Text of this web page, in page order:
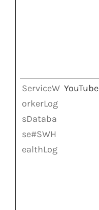
ServiceW
orkerLog
sDataba
se#SWH
ealthLog
YouTube